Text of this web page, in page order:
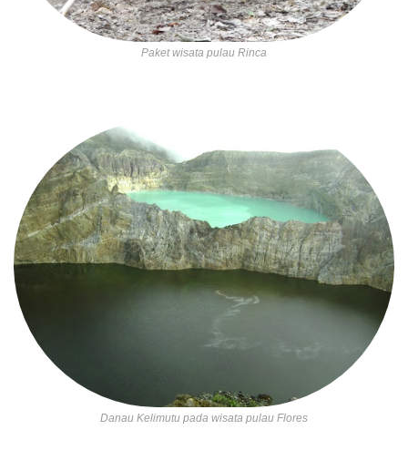
Paket wisata pulau Rinca
Danau Kelimutu pada wisata pulau Flores